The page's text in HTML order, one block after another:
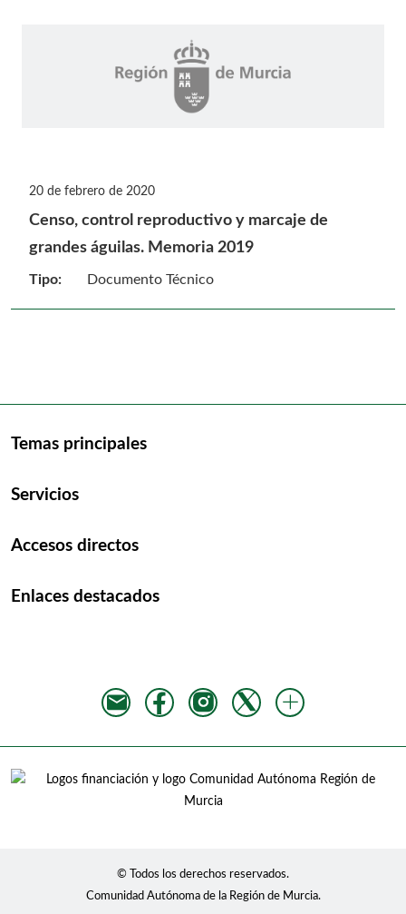
20 de febrero de 2020
Censo, control reproductivo y marcaje de
grandes águilas. Memoria 2019
Tipo: Documento Técnico
Temas principales
Servicios
Accesos directos
Enlaces destacados
© Todos los derechos reservados.
Comunidad Autónoma de la Región de Murcia.